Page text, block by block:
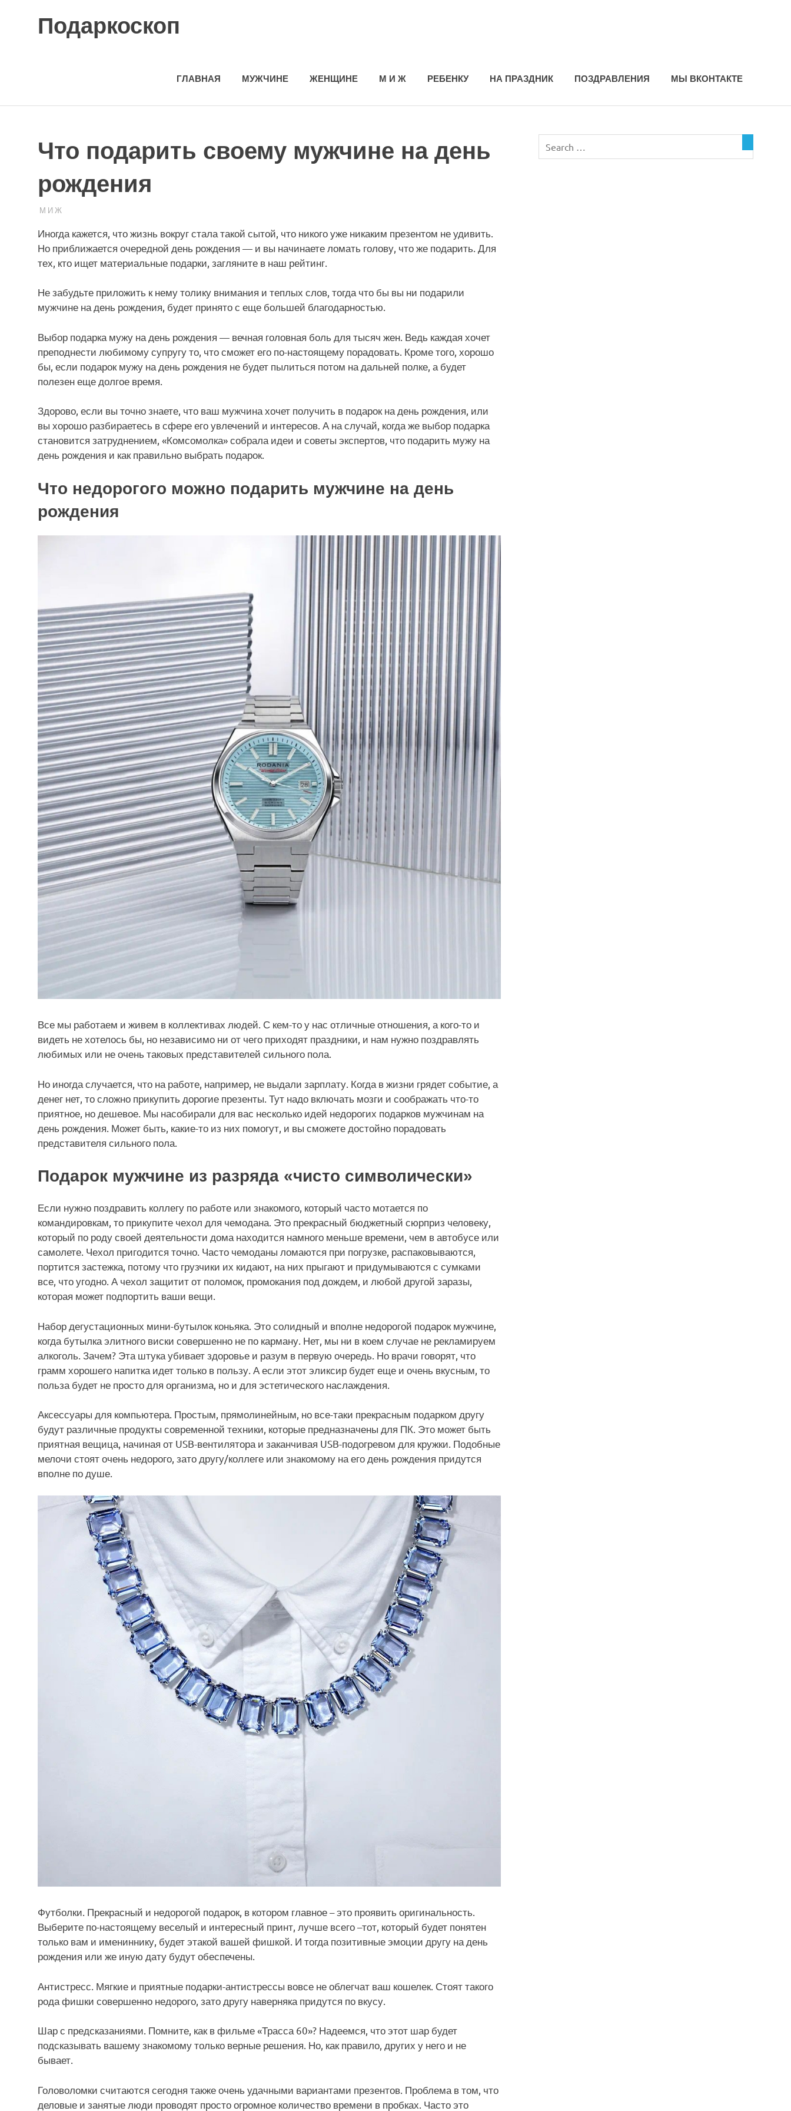
Подаркоскоп
ГЛАВНАЯ МУЖЧИНЕ ЖЕНЩИНЕ М И Ж РЕБЕНКУ НА ПРАЗДНИК ПОЗДРАВЛЕНИЯ МЫ ВКОНТАКТЕ
Что подарить своему мужчине на день
рождения
20.03.2023
ПОДАРЧЕК
М И Ж
Иногда кажется, что жизнь вокруг стала такой сытой, что никого уже никаким презентом не удивить.
Но приближается очередной день рождения — и вы начинаете ломать голову, что же подарить. Для
тех, кто ищет материальные подарки, загляните в наш рейтинг.
Не забудьте приложить к нему толику внимания и теплых слов, тогда что бы вы ни подарили
мужчине на день рождения, будет принято с еще большей благодарностью.
Выбор подарка мужу на день рождения — вечная головная боль для тысяч жен. Ведь каждая хочет
преподнести любимому супругу то, что сможет его по-настоящему порадовать. Кроме того, хорошо
бы, если подарок мужу на день рождения не будет пылиться потом на дальней полке, а будет
полезен еще долгое время.
Здорово, если вы точно знаете, что ваш мужчина хочет получить в подарок на день рождения, или
вы хорошо разбираетесь в сфере его увлечений и интересов. А на случай, когда же выбор подарка
становится затруднением, «Комсомолка» собрала идеи и советы экспертов, что подарить мужу на
день рождения и как правильно выбрать подарок.
Что недорогого можно подарить мужчине на день
рождения
Все мы работаем и живем в коллективах людей. С кем-то у нас отличные отношения, а кого-то и
видеть не хотелось бы, но независимо ни от чего приходят праздники, и нам нужно поздравлять
любимых или не очень таковых представителей сильного пола.
Но иногда случается, что на работе, например, не выдали зарплату. Когда в жизни грядет событие, а
денег нет, то сложно прикупить дорогие презенты. Тут надо включать мозги и соображать что-то
приятное, но дешевое. Мы насобирали для вас несколько идей недорогих подарков мужчинам на
день рождения. Может быть, какие-то из них помогут, и вы сможете достойно порадовать
представителя сильного пола.
Подарок мужчине из разряда «чисто символически»
Если нужно поздравить коллегу по работе или знакомого, который часто мотается по
командировкам, то прикупите чехол для чемодана. Это прекрасный бюджетный сюрприз человеку,
который по роду своей деятельности дома находится намного меньше времени, чем в автобусе или
самолете. Чехол пригодится точно. Часто чемоданы ломаются при погрузке, распаковываются,
портится застежка, потому что грузчики их кидают, на них прыгают и придумываются с сумками
все, что угодно. А чехол защитит от поломок, промокания под дождем, и любой другой заразы,
которая может подпортить ваши вещи.
Набор дегустационных мини-бутылок коньяка. Это солидный и вполне недорогой подарок мужчине,
когда бутылка элитного виски совершенно не по карману. Нет, мы ни в коем случае не рекламируем
алкоголь. Зачем? Эта штука убивает здоровье и разум в первую очередь. Но врачи говорят, что
грамм хорошего напитка идет только в пользу. А если этот эликсир будет еще и очень вкусным, то
польза будет не просто для организма, но и для эстетического наслаждения.
Аксессуары для компьютера. Простым, прямолинейным, но все-таки прекрасным подарком другу
будут различные продукты современной техники, которые предназначены для ПК. Это может быть
приятная вещица, начиная от USB-вентилятора и заканчивая USB-подогревом для кружки. Подобные
мелочи стоят очень недорого, зато другу/коллеге или знакомому на его день рождения придутся
вполне по душе.
Футболки. Прекрасный и недорогой подарок, в котором главное – это проявить оригинальность.
Выберите по-настоящему веселый и интересный принт, лучше всего –тот, который будет понятен
только вам и имениннику, будет этакой вашей фишкой. И тогда позитивные эмоции другу на день
рождения или же иную дату будут обеспечены.
Антистресс. Мягкие и приятные подарки-антистрессы вовсе не облегчат ваш кошелек. Стоят такого
рода фишки совершенно недорого, зато другу наверняка придутся по вкусу.
Шар с предсказаниями. Помните, как в фильме «Трасса 60»? Надеемся, что этот шар будет
подсказывать вашему знакомому только верные решения. Но, как правило, других у него и не
бывает.
Головоломки считаются сегодня также очень удачными вариантами презентов. Проблема в том, что
деловые и занятые люди проводят просто огромное количество времени в пробках. Часто это